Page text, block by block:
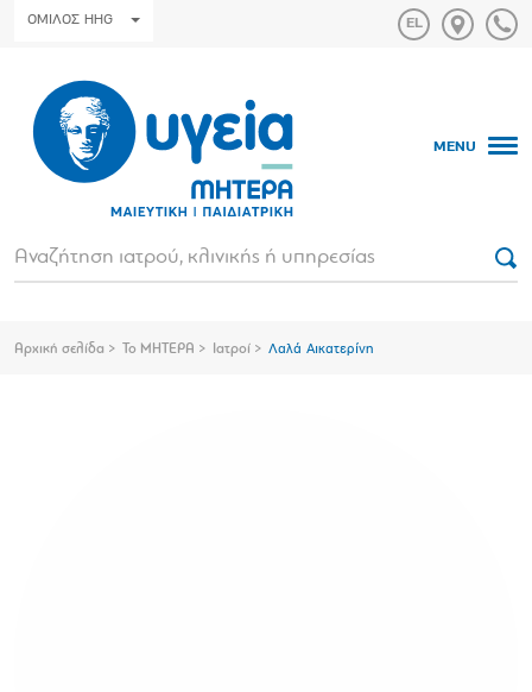
ΟΜΙΛΟΣ HHG
MENU
Αρχική σελίδα Το ΜΗΤΕΡΑ Ιατροί Λαλά Αικατερίνη